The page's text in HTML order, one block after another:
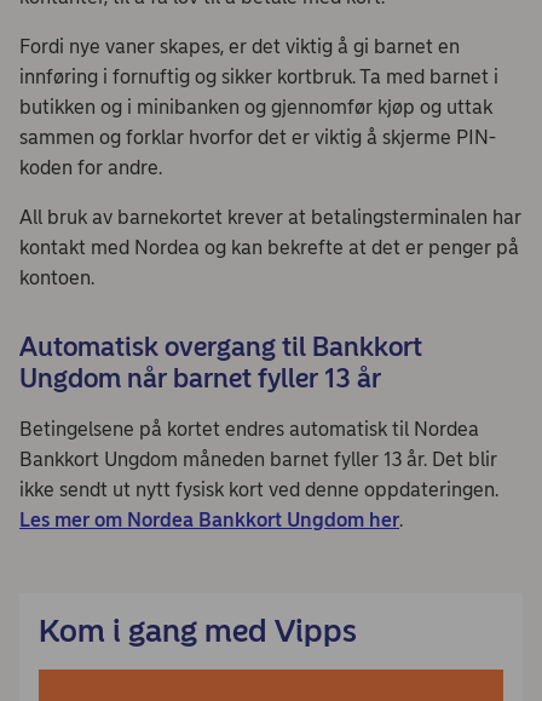
Fordi nye vaner skapes, er det viktig å gi barnet en
innføring i fornuftig og sikker kortbruk. Ta med barnet i
butikken og i minibanken og gjennomfør kjøp og uttak
sammen og forklar hvorfor det er viktig å skjerme PIN-
koden for andre.
All bruk av barnekortet krever at betalingsterminalen har
kontakt med Nordea og kan bekrefte at det er penger på
kontoen.
Automatisk overgang til Bankkort
Ungdom når barnet fyller 13 år
Betingelsene på kortet endres automatisk til Nordea
Bankkort Ungdom måneden barnet fyller 13 år. Det blir
ikke sendt ut nytt fysisk kort ved denne oppdateringen.
Les mer om Nordea Bankkort Ungdom her.
Kom i gang med Vipps